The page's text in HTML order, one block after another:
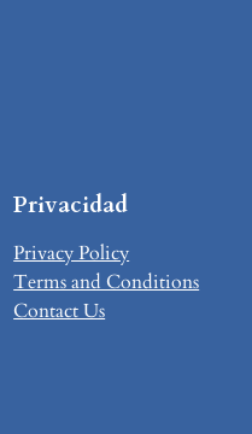
Privacidad
Privacy Policy
Terms and Conditions
Contact Us